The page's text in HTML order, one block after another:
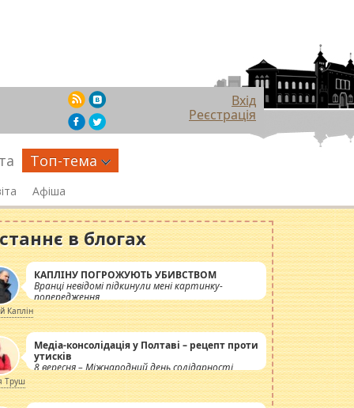
Вхід
Реєстрація
Топ-тема
Афіша
в блогах
КАПЛІНУ ПОГРОЖУЮТЬ УБИВСТВОМ
Вранці невідомі підкинули мені картинку-
попередження
Каплін
Медіа-консолідація у Полтаві – рецепт проти
утисків
8 вересня – Міжнародний день солідарності
журналістів.
Труш